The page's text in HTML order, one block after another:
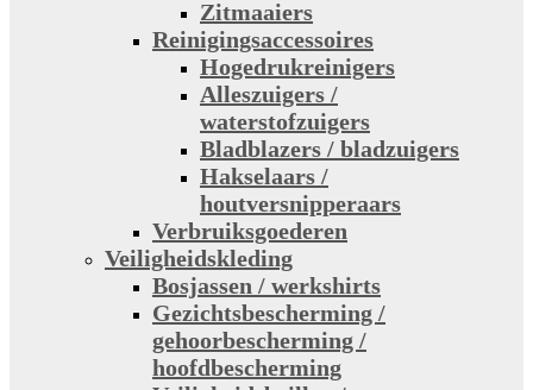
Zitmaaiers
Reinigingsaccessoires
Hogedrukreinigers
Alleszuigers /
waterstofzuigers
Bladblazers / bladzuigers
Hakselaars /
houtversnipperaars
Verbruiksgoederen
Veiligheidskleding
Bosjassen / werkshirts
Gezichtsbescherming /
gehoorbescherming /
hoofdbescherming